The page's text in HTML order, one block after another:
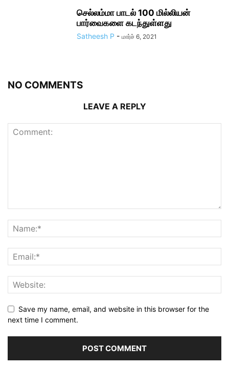
செல்லம்மா பாடல் 100 மில்லியன்
பார்வைகளை கடந்துள்ளது
Satheesh P - மார்ச் 6, 2021
NO COMMENTS
LEAVE A REPLY
Save my name, email, and website in this browser for the
next time I comment.